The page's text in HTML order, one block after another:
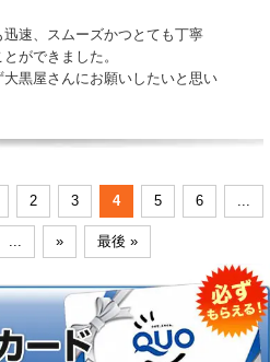
速、スムーズかつとても丁寧
ができました。
黒屋さんにお願いしたいと思い
2 3 4 5 6
» 最後 »